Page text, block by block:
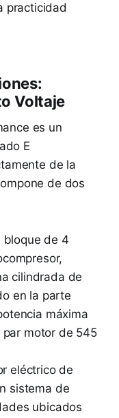
practicidad
Voltaje
es un
E
de la
de dos
bloque de 4
cilindrada de
en la parte
máxima
par motor de 545
eléctrico de
sistema de
ubicados